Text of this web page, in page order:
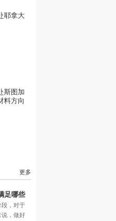
耶拿大
斯图加
料方向
更多
足哪些
，对于
，做好